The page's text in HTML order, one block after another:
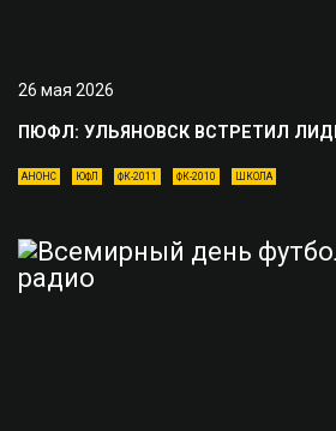
26 мая 2026
ПЮФЛ: УЛЬЯНОВСК ВСТРЕТИЛ
АНОНС ЮФЛ ФК-2011 ФК-2010 ШКОЛА